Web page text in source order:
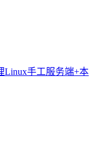
Linux手工服务端+本